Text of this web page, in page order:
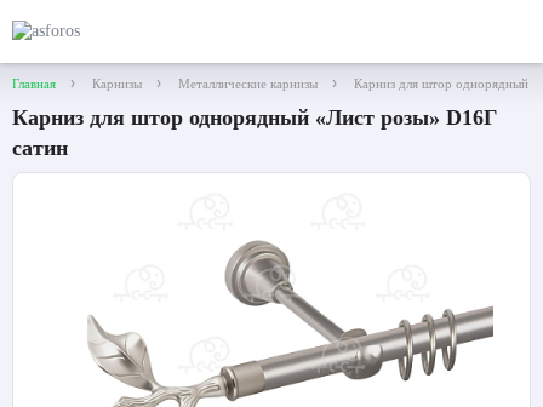
Главная Карнизы Металлические карнизы Карниз для штор однорядный
Карниз для штор однорядный «Лист розы» D16Г
сатин